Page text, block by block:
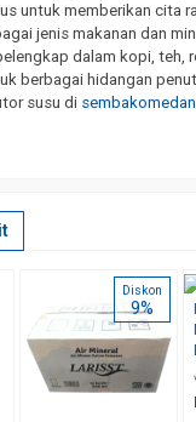
untuk memberikan cita
jenis makanan dan
dalam kopi, teh,
berbagai hidangan
susu di
Diskon
9%